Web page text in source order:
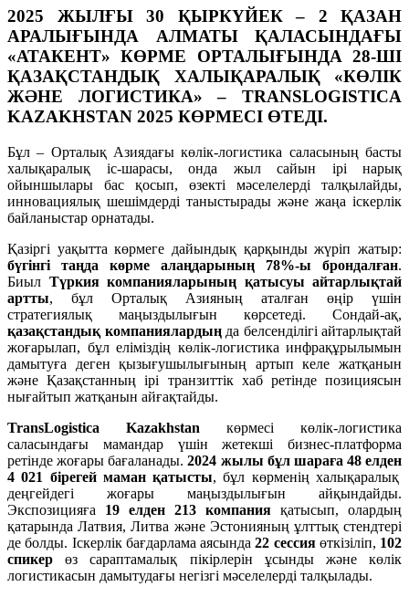
2025 ЖЫЛҒЫ 30 ҚЫРКҮЙЕК – 2 ҚАЗАН
АРАЛЫҒЫНДА АЛМАТЫ ҚАЛАСЫНДАҒЫ
«АТАКЕНТ» КӨРМЕ ОРТАЛЫҒЫНДА 28-ШІ
ҚАЗАҚСТАНДЫҚ ХАЛЫҚАРАЛЫҚ «КӨЛІК
ЖӘНЕ ЛОГИСТИКА» – TRANSLOGISTICA
KAZAKHSTAN 2025 КӨРМЕСІ ӨТЕДІ.
Бұл – Орталық Азиядағы көлік-логистика саласының басты
халықаралық іс-шарасы, онда жыл сайын ірі нарық
ойыншылары бас қосып, өзекті мәселелерді талқылайды,
инновациялық шешімдерді таныстырады және жаңа іскерлік
байланыстар орнатады.
Қазіргі уақытта көрмеге дайындық қарқынды жүріп жатыр:
бүгінгі таңда көрме алаңдарының 78%-ы брондалған.
Биыл Түркия компанияларының қатысуы айтарлықтай
артты, бұл Орталық Азияның аталған өңір үшін
стратегиялық маңыздылығын көрсетеді. Сондай-ақ,
қазақстандық компаниялардыңда белсенділігі айтарлықтай
жоғарылап, бұл еліміздің көлік-логистика инфрақұрылымын
дамытуға деген қызығушылығының артып келе жатқанын
және Қазақстанның ірі транзиттік хаб ретінде позициясын
нығайтып жатқанын айғақтайды.
TransLogistica Kazakhstan көрмесі көлік-логистика
саласындағы мамандар үшін жетекші бизнес-платформа
ретінде жоғары бағаланады.2024 жылы бұл шараға 48 елден
4 021 бірегей маман қатысты, бұл көрменің халықаралық
деңгейдегі жоғары маңыздылығын айқындайды.
Экспозицияға 19 елден 213 компания қатысып, олардың
қатарында Латвия, Литва және Эстонияның ұлттық стендтері
де болды. Іскерлік бағдарлама аясында22 сессияөткізіліп, 102
спикер өз сараптамалық пікірлерін ұсынды және көлік
логистикасын дамытудағы негізгі мәселелерді талқылады.